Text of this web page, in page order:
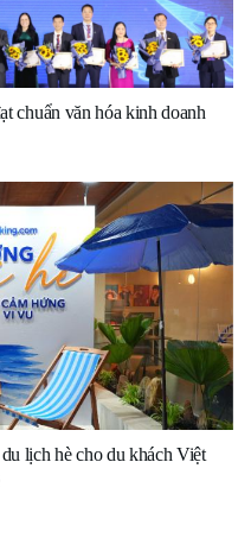
chuẩn văn hóa kinh doanh
lịch hè cho du khách Việt